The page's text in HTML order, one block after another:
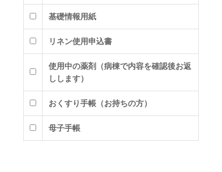
基礎情報用紙
リネン使用申込書
使用中の薬剤（病棟で内容を確認後お返
しします）
おくすり手帳（お持ちの方）
母子手帳